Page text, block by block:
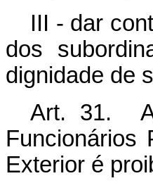
III - dar
dos
dignidade de
Art. 31.
Funcionários
Exterior é